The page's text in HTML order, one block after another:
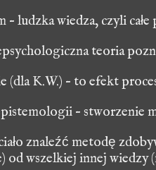
– ludzka wiedza, czyli
teoria
(dla K.W.) – to efekt
– stworzenie
znaleźć metodę
od wszelkiej innej wiedzy